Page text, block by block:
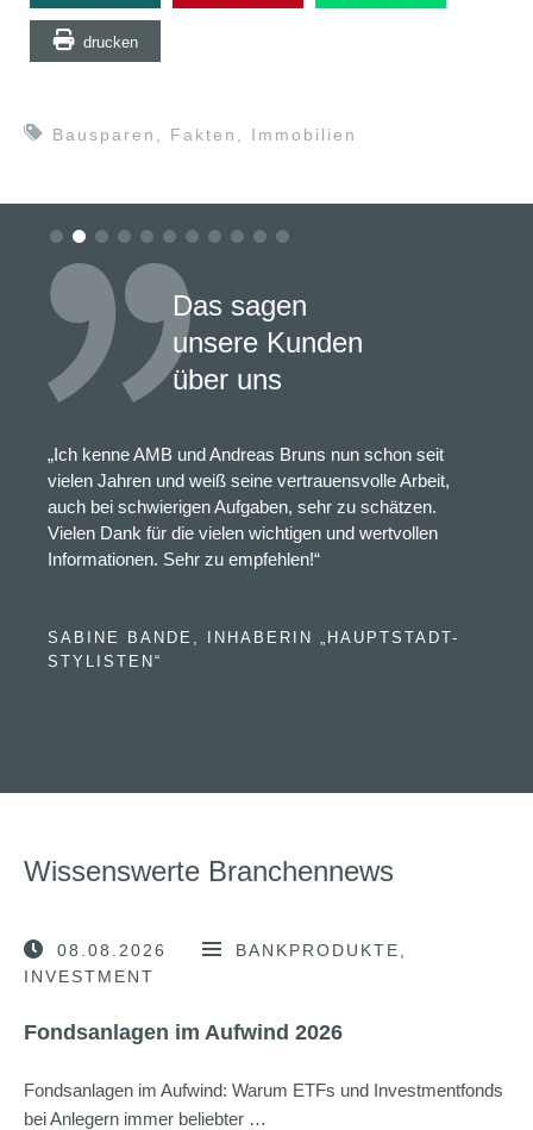
drucken
Bausparen , Fakten , Immobilien
Das sagen
unsere Kunden
über uns
„Ich kenne AMB und Andreas Bruns nun schon seit
vielen Jahren und weiß seine vertrauensvolle Arbeit,
auch bei schwierigen Aufgaben, sehr zu schätzen.
Vielen Dank für die vielen wichtigen und wertvollen
Informationen. Sehr zu empfehlen!“
SABINE BANDE, INHABERIN „HAUPTSTADT-
STYLISTEN“
Wissenswerte Branchennews
08.08.2026
BANKPRODUKTE
INVESTMENT
Fondsanlagen im Aufwind 2026
Fondsanlagen im Aufwind: Warum ETFs und Investmentfonds
bei Anlegern immer beliebter …